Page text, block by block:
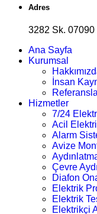
Adres
3282 Sk.
Ana Sayfa
Kurumsal
İnsan
Hizmetler
7/24
Acil
Alarm
Avize
Çevre
Diafon
Elektrik
Elektrik
Elektrikçi